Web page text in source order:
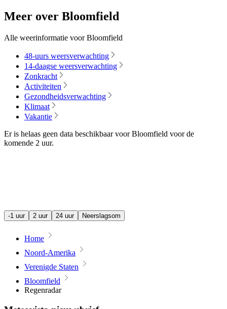
Meer over Bloomfield
Alle weerinformatie voor Bloomfield
48-uurs weersverwachting
14-daagse weersverwachting
Zonkracht
Activiteiten
Gezondheidsverwachting
Klimaat
Vakantie
Er is helaas geen data beschikbaar voor Bloomfield voor de
komende 2 uur.
-1 uur 2 uur 24 uur Neerslagsom
Home
Noord-Amerika
Verenigde Staten
Bloomfield
Regenradar